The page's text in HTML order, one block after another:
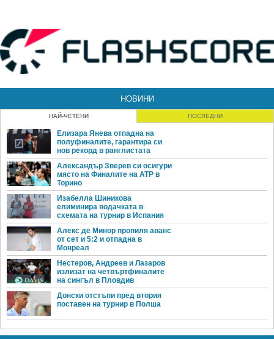
НОВИНИ
НАЙ-ЧЕТЕНИ ПОСЛЕДНИ
Елизара Янева отпадна на
полуфиналите, гарантира си
нов рекорд в ранглистата
Александър Зверев си осигури
място на Финалите на ATP в
Торино
Изабелла Шиникова
елиминира водачката в
схемата на турнир в Испания
Алекс де Минор пропиля аванс
от сет и 5:2 и отпадна в
Монреал
Нестеров, Андреев и Лазаров
излизат на четвъртфиналите
на сингъл в Пловдив
Донски отстъпи пред втория
поставен на турнир в Полша